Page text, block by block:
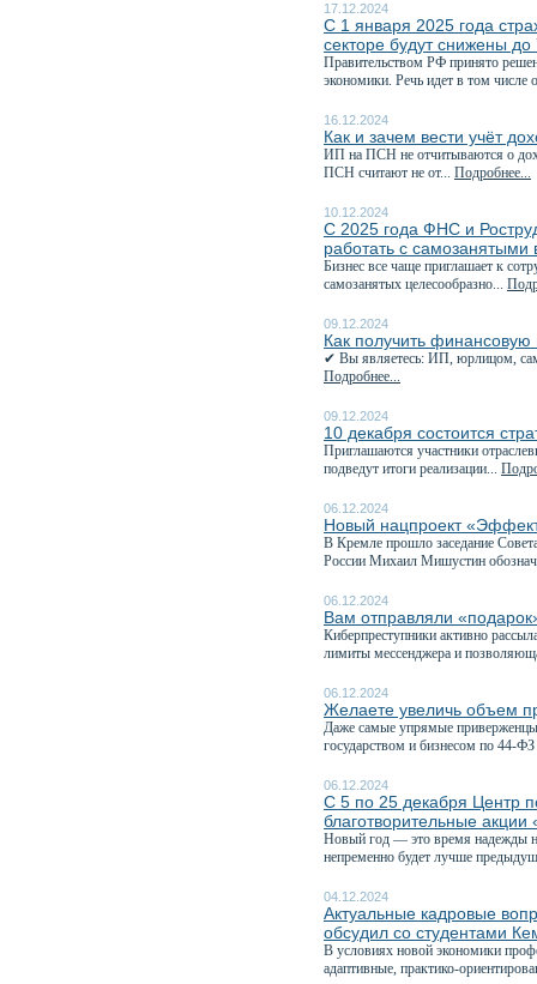
17.12.2024
С 1 января 2025 года
секторе будут снижены до
Правительством РФ принято
экономики. Речь идет в том числе
16.12.2024
Как и зачем вести учёт
ИП на ПСН не отчитываются о
ПСН считают не от... Подробнее...
10.12.2024
С 2025 года ФНС и
работать с
Бизнес все чаще приглашает к
самозанятых целесообразно...
09.12.2024
Как получить финансовую
✔ Вы являетесь: ИП, юрлицом,
Подробнее...
09.12.2024
10 декабря состоится
Приглашаются участники
подведут итоги реализации...
06.12.2024
Новый нацпроект
В Кремле прошло заседание
России Михаил Мишустин
06.12.2024
Вам отправляли
Киберпреступники активно
лимиты мессенджера и
06.12.2024
Желаете увеличь объем
Даже самые упрямые приверженцы
государством и бизнесом по 44-
06.12.2024
С 5 по 25 декабря Центр
благотворительные
Новый год — это время надежды
непременно будет лучше
04.12.2024
Актуальные кадровые
обсудил со студентами
В условиях новой экономики
адаптивные, практико-